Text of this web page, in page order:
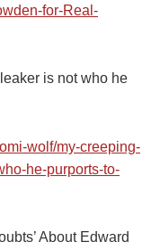
for-Real-
is not who he
wolf/my-creeping-
he-purports-to-
About Edward